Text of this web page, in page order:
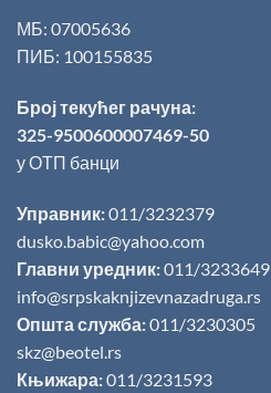
МБ: 07005636
ПИБ: 100155835
Број текућег рачуна:
325-9500600007469-50
у ОТП банци
Управник:011/3232379
dusko.babic@yahoo.com
Главни уредник:011/3233649
info@srpskaknjizevnazadruga.rs
Општа служба:011/3230305
skz@beotel.rs
Књижара:011/3231593